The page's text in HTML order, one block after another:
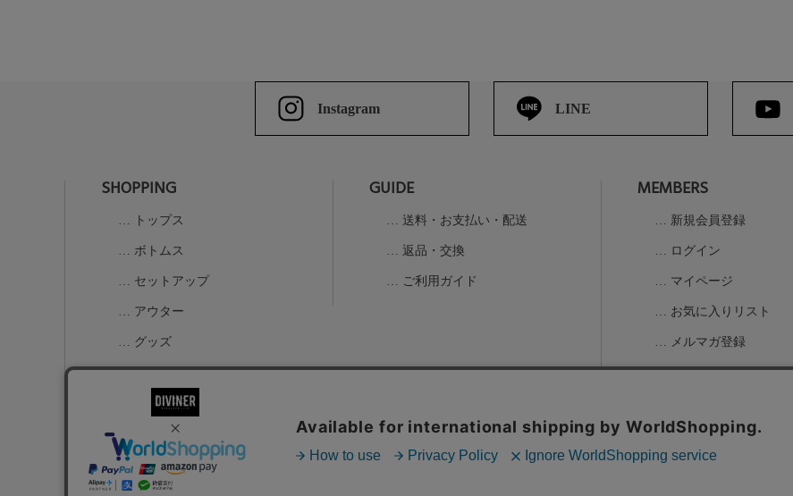
Instagram LINE
SHOPPING
トップス
ボトムス
セットアップ
アウター
グッズ
K-1コラボアイテム
ALL
GUIDE
送料・お支払い・配送
返品・交換
ご利用ガイド
MEMBERS
新規会員登録
ログイン
マイページ
お気に入りリスト
メルマガ登録
お問い合わせ 特定商取引法に基づく表示